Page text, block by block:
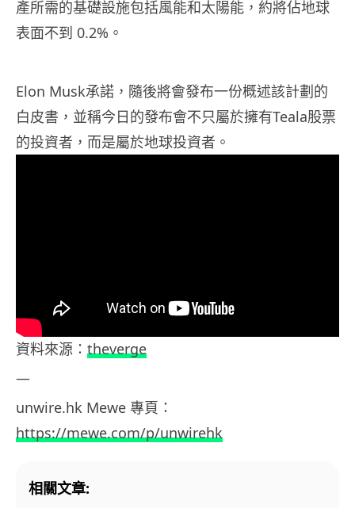
產所需的基礎設施包括風能和太陽能，約將佔地球
表面不到 0.2%。
Elon Musk承諾，隨後將會發布一份概述該計劃的
白皮書，並稱今日的發布會不只屬於擁有Teala股票
的投資者，而是屬於地球投資者。
資料來源： theverge
—
unwire.hk Mewe 專頁：
https://mewe.com/p/unwirehk
相關文章: